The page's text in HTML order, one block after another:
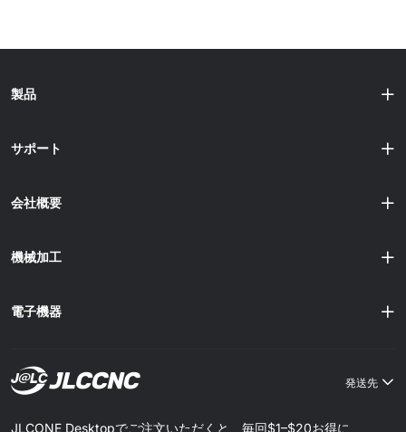
製品
サポート
会社概要
機械加工
電子機器
発送先
JLCONE Desktopでご注文いただくと、毎回$1–$20お得に